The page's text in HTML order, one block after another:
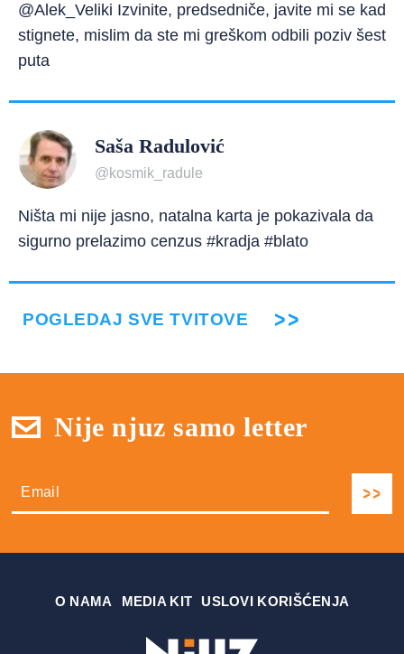
@Alek_Veliki Izvinite, predsedniče, javite mi se kad
stignete, mislim da ste mi greškom odbili poziv šest
puta
Saša Radulović
@kosmik_radule
Ništa mi nije jasno, natalna karta je pokazivala da
sigurno prelazimo cenzus #kradja #blato
POGLEDAJ SVE TVITOVE
Nije njuz samo letter
О NAMA MEDIA KIT USLOVI KORIŠĆENJA